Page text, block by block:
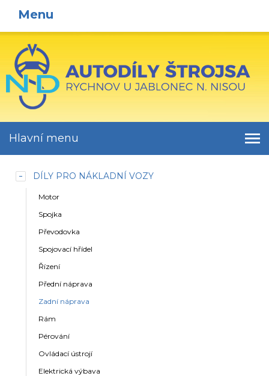
Menu
Hlavní menu
DÍLY PRO NÁKLADNÍ VOZY
Motor
Spojka
Převodovka
Spojovací hřídel
Řízení
Přední náprava
Zadní náprava
Rám
Pérování
Ovládací ústrojí
Elektrická výbava